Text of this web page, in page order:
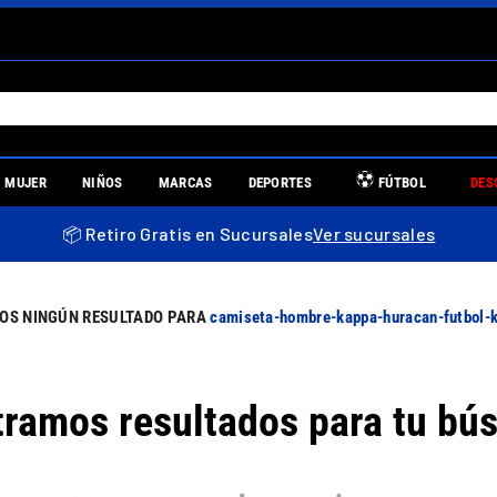
MUJER NIÑOS MARCAS DEPORTES FÚTBOL
📦 Retiro Gratis en SucursalesVer sucursales
camiseta-hombre-kappa-huracan-
resultados para tu
MÁS BUSCADOS